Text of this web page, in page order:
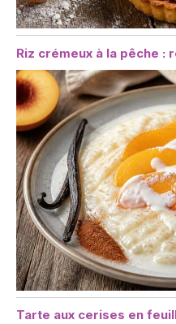
Riz crémeux à la pêche
Tarte aux cerises en